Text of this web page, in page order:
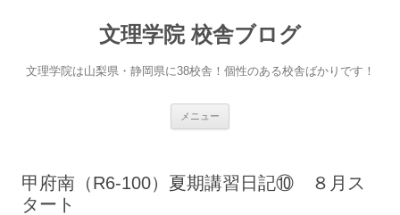
文理学院 校舎ブログ
文理学院は山梨県・静岡県に38校舎！個性のある校舎ばかりです！
メニュー
へ
ス
甲府南（R6-100）夏期講習日記⑩ ８月ス
タート